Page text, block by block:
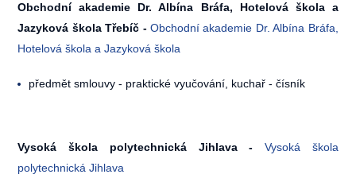
Obchodní akademie Dr. Albína Bráfa, Hotelová škola a
Jazyková škola Třebíč - Obchodní akademie Dr. Albína Bráfa,
Hotelová škola a Jazyková škola
předmět smlouvy - praktické vyučování, kuchař - čísník
Vysoká škola polytechnická Jihlava - Vysoká škola
polytechnická Jihlava